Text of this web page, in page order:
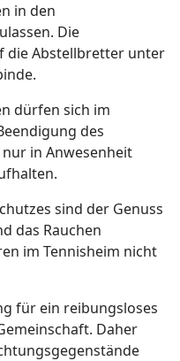
in den
Die
die Abstellbretter unter
dürfen sich im
des
in Anwesenheit
sind der Genuss
das Rauchen
im Tennisheim nicht
für ein reibungsloses
Daher